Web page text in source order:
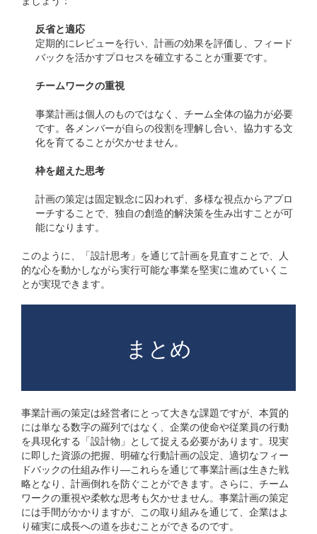
反省と適応
定期的にレビューを行い、計画の効果を評価し、フィード
バックを活かすプロセスを確立することが重要です。
チームワークの重視
事業計画は個人のものではなく、チーム全体の協力が必要
です。各メンバーが自らの役割を理解し合い、協力する文
化を育てることが欠かせません。
枠を超えた思考
計画の策定は固定観念に囚われず、多様な視点からアプロ
ーチすることで、独自の創造的解決策を生み出すことが可
能になります。
このように、「設計思考」を通じて計画を見直すことで、人
的な心を動かしながら実行可能な事業を堅実に進めていくこ
とが実現できます。
まとめ
事業計画の策定は経営者にとって大きな課題ですが、本質的
には単なる数字の羅列ではなく、企業の使命や従業員の行動
を具現化する「設計物」として捉える必要があります。現実
に即した資源の把握、明確な行動計画の設定、適切なフィー
ドバックの仕組み作り―これらを通じて事業計画は生きた戦
略となり、計画倒れを防ぐことができます。さらに、チーム
ワークの重視や柔軟な思考も欠かせません。事業計画の策定
には手間がかかりますが、この取り組みを通じて、企業はよ
り確実に成長への道を歩むことができるのです。